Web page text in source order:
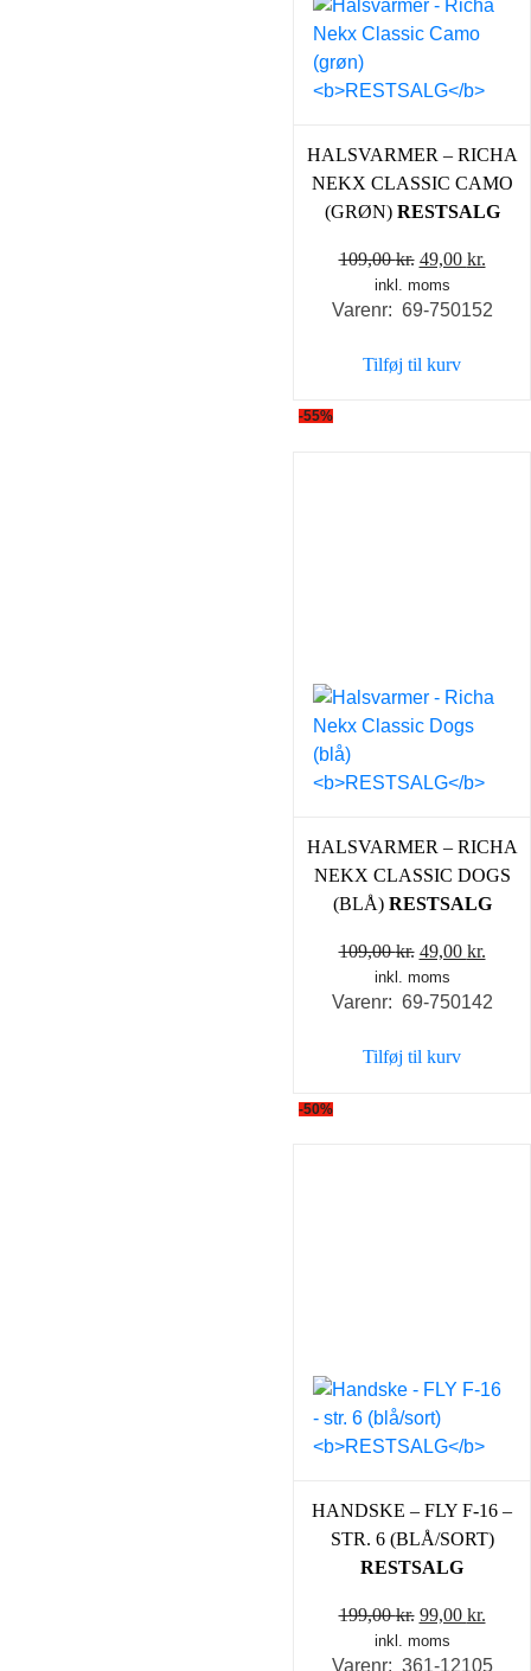
HALSVARMER – RICHA
NEKX CLASSIC CAMO
(GRØN) RESTSALG
109,00kr. Den
oprindelige
pris
109,00 kr..
49,00 kr.
pris
inkl. moms
Varenr: 69-750152
Tilføj til kurv
-55%
HALSVARMER – RICHA
NEKX CLASSIC DOGS
(BLÅ) RESTSALG
109,00kr. Den
oprindelige
pris
109,00 kr..
49,00 kr.
pris
inkl. moms
Varenr: 69-750142
Tilføj til kurv
-50%
HANDSKE – FLY F-16 –
STR. 6 (BLÅ/SORT)
RESTSALG
199,00kr. Den
oprindelige
99,00 kr.
inkl. moms
Varenr: 361-12105